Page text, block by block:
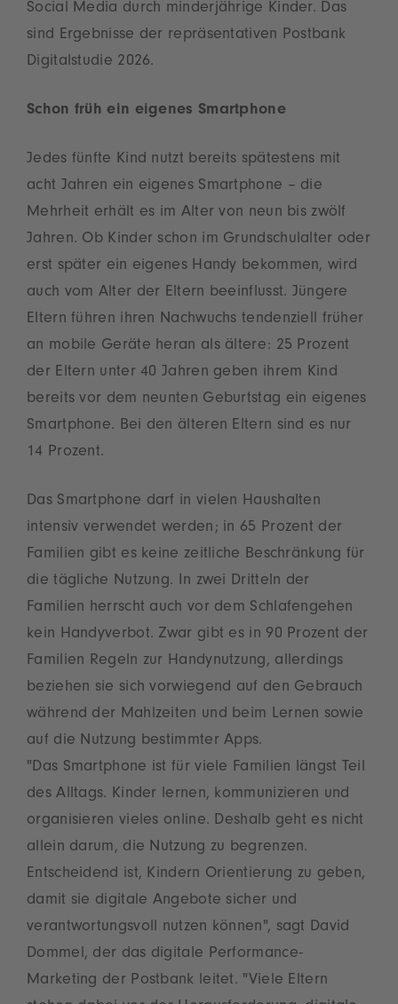
Social Media durch minderjährige Kinder. Das
sind Ergebnisse der repräsentativen Postbank
Digitalstudie 2026.
Schon früh ein eigenes Smartphone
Jedes fünfte Kind nutzt bereits spätestens mit
acht Jahren ein eigenes Smartphone – die
Mehrheit erhält es im Alter von neun bis zwölf
Jahren. Ob Kinder schon im Grundschulalter oder
erst später ein eigenes Handy bekommen, wird
auch vom Alter der Eltern beeinflusst. Jüngere
Eltern führen ihren Nachwuchs tendenziell früher
an mobile Geräte heran als ältere: 25 Prozent
der Eltern unter 40 Jahren geben ihrem Kind
bereits vor dem neunten Geburtstag ein eigenes
Smartphone. Bei den älteren Eltern sind es nur
14 Prozent.
Das Smartphone darf in vielen Haushalten
intensiv verwendet werden; in 65 Prozent der
Familien gibt es keine zeitliche Beschränkung für
die tägliche Nutzung. In zwei Dritteln der
Familien herrscht auch vor dem Schlafengehen
kein Handyverbot. Zwar gibt es in 90 Prozent der
Familien Regeln zur Handynutzung, allerdings
beziehen sie sich vorwiegend auf den Gebrauch
während der Mahlzeiten und beim Lernen sowie
auf die Nutzung bestimmter Apps.
"Das Smartphone ist für viele Familien längst Teil
des Alltags. Kinder lernen, kommunizieren und
organisieren vieles online. Deshalb geht es nicht
allein darum, die Nutzung zu begrenzen.
Entscheidend ist, Kindern Orientierung zu geben,
damit sie digitale Angebote sicher und
verantwortungsvoll nutzen können", sagt David
Dommel, der das digitale Performance-
Marketing der Postbank leitet. "Viele Eltern